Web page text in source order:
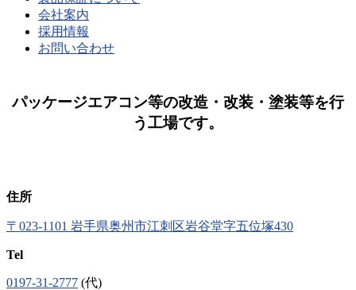
会社案内
採用情報
お問い合わせ
パッケージエアコン等の改造・改装・塗装等を行
う工場です。
住所
〒023-1101 岩手県奥州市江刺区岩谷堂字五位塚430
Tel
0197-31-2777 (代)